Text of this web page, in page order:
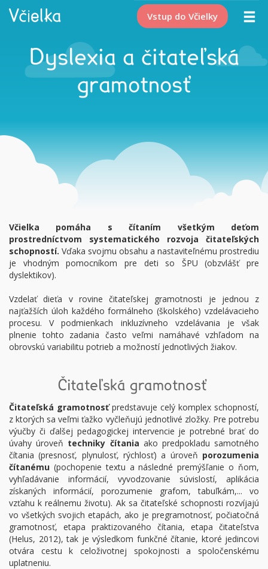
Vstup do Včielky
Dyslexia a čitateľská
gramotnosť
Včielka pomáha s čítaním všetkým deťom
prostredníctvom systematického rozvoja čitateľských
schopností. Vďaka svojmu obsahu a nastaviteľnému prostrediu
je vhodným pomocníkom pre deti so ŠPU (obzvlášť pre
dyslektikov).
Vzdelať dieťa v rovine čitateľskej gramotnosti je jednou z
najťažších úloh každého formálneho (školského) vzdelávacieho
procesu. V podmienkach inkluzívneho vzdelávania je však
plnenie tohto zadania často veľmi namáhavé vzhľadom na
obrovskú variabilitu potrieb a možností jednotlivých žiakov.
Čitateľská gramotnosť
Čitateľská gramotnosťpredstavuje celý komplex schopností,
z ktorých sa veľmi ťažko vyčleňujú jednotlivé zložky. Pre potrebu
výučby či ďalšej pedagogickej intervencie je potrebné brať do
úvahy úroveň techniky čítania ako predpokladu samotného
čítania (presnosť, plynulosť, rýchlosť) a úroveň porozumenia
čítanému (pochopenie textu a následné premýšľanie o ňom,
vyhľadávanie informácií, vyvodzovanie súvislostí, aplikácia
získaných informácií, porozumenie grafom, tabuľkám,... vo
vzťahu k reálnemu životu). Ak sa čitateľské schopnosti rozvíjajú
vo všetkých svojich etapách, ako je pregramotnosť, počiatočná
gramotnosť, etapa praktizovaného čítania, etapa čitateľstva
(Helus, 2012), tak je výsledkom funkčné čítanie, ktoré jedincovi
otvára cestu k celoživotnej spokojnosti a spoločenskému
uplatneniu.